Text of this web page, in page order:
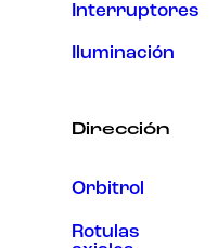
Interruptores
Iluminación
Dirección
Orbitrol
Rotulas